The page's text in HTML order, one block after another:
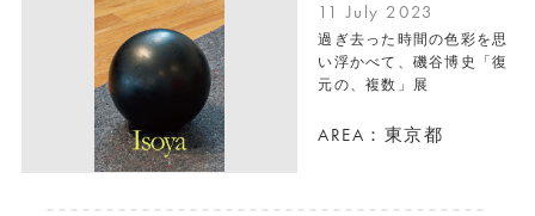
11 July 2023
過ぎ去った時間の色彩を思
い浮かべて、磯谷博史「復
元の、複数」展
AREA：東京都